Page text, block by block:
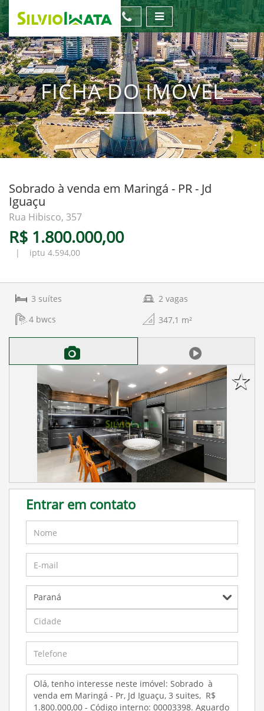
FICHA DO IMÓVEL
Sobrado à venda em Maringá - PR - Jd
Iguaçu
Rua Hibisco, 357
R$ 1.800.000,00
| iptu 4.594,00
3 suítes
4 bwcs
2vagas
347,1 m²
Entrar em contato